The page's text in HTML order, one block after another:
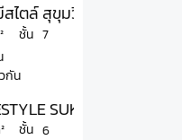
สไตล์ สุขุมวิท - บางนา มีเ
ชั้น 7
กัน
SUKHUMVIT-
ชั้น 6